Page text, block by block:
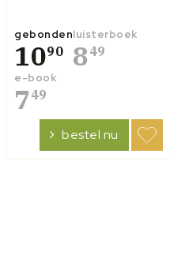
opdrachten uit. Een week
lang iedere dag
tienduizend stappen
zetten, een gigantische
cupcake maken; geen
uitdaging is te gek voor de
twee vriendinnen.
Wanneer z...
gebonden
1090
luisterboek
849
e-book
7 49
bestel nu